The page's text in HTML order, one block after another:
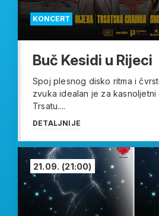
KONCERT
Buč Kesidi u Rijeci
Spoj plesnog disko ritma i
zvuka idealan je za
Trsatu....
DETALJNIJE
21.09. (21:00)